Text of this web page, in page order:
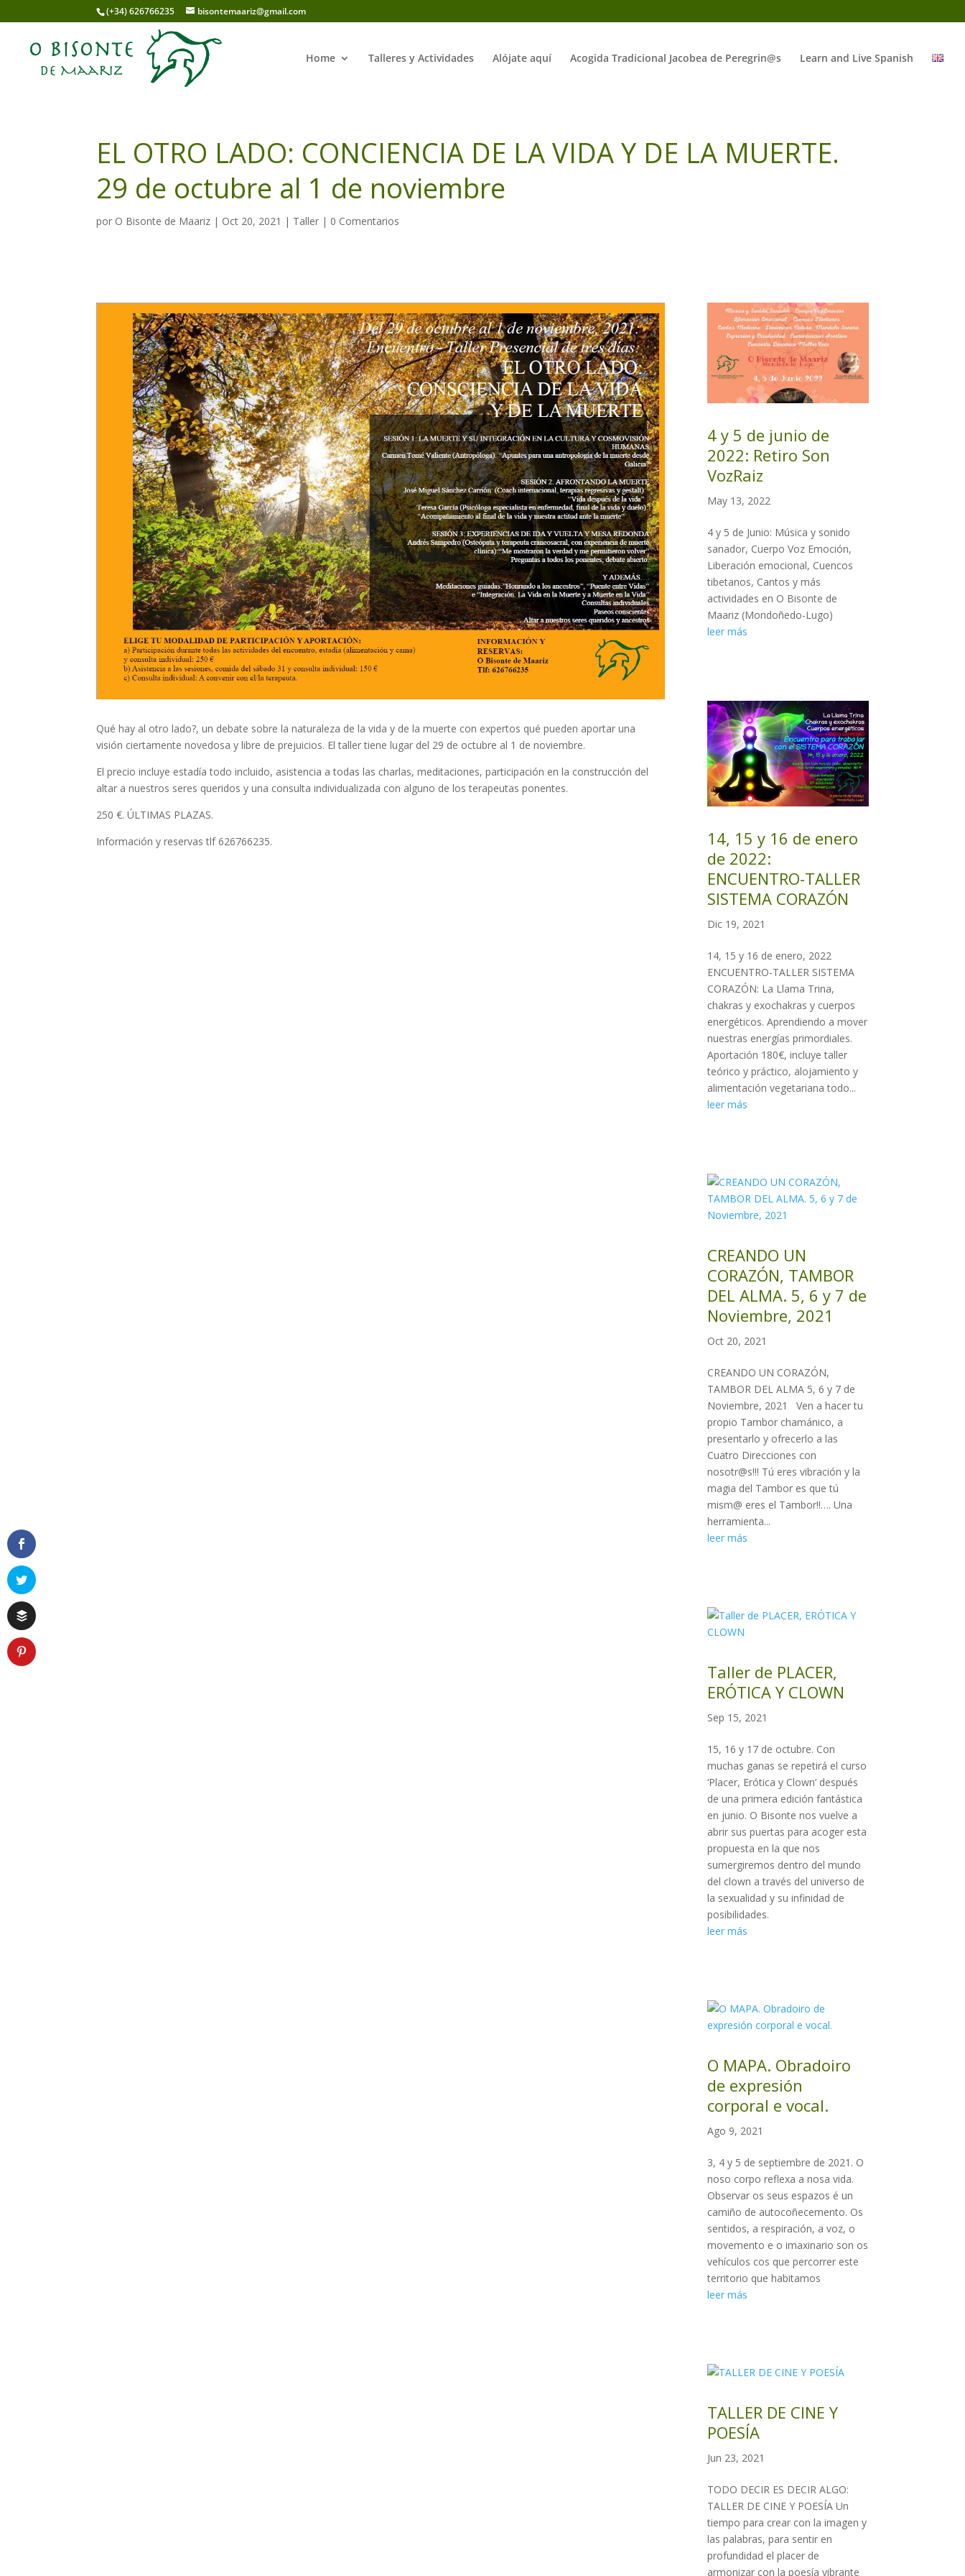
(+34) 626766235 bisontemaariz@gmail.com
Home Talleres y Actividades Alójate aquí Acogida Tradicional Jacobea de Peregrin@s Learn and Live Spanish
EL OTRO LADO: CONCIENCIA DE LA VIDA Y DE LA MUERTE.
29 de octubre al 1 de noviembre
por O Bisonte de Maariz | Oct 20, 2021 | Taller | 0 Comentarios
Qué hay al otro lado?, un debate sobre la naturaleza de la vida y de la muerte con expertos qué pueden aportar una
visión ciertamente novedosa y libre de prejuicios. El taller tiene lugar del 29 de octubre al 1 de noviembre.
El precio incluye estadía todo incluido, asistencia a todas las charlas, meditaciones, participación en la construcción del
altar a nuestros seres queridos y una consulta individualizada con alguno de los terapeutas ponentes.
250 €. ÚLTIMAS PLAZAS.
Información y reservas tlf 626766235.
4 y 5 de junio de
2022: Retiro Son
VozRaiz
May 13, 2022
4 y 5 de Junio: Música y sonido
sanador, Cuerpo Voz Emoción,
Liberación emocional, Cuencos
tibetanos, Cantos y más
actividades en O Bisonte de
Maariz (Mondoñedo-Lugo)
leer más
14, 15 y 16 de enero
de 2022:
ENCUENTRO-TALLER
SISTEMA CORAZÓN
Dic 19, 2021
14, 15 y 16 de enero, 2022
ENCUENTRO-TALLER SISTEMA
CORAZÓN: La Llama Trina,
chakras y exochakras y cuerpos
energéticos. Aprendiendo a mover
nuestras energías primordiales.
Aportación 180€, incluye taller
teórico y práctico, alojamiento y
alimentación vegetariana todo...
leer más
CREANDO UN
CORAZÓN, TAMBOR
DEL ALMA. 5, 6 y 7 de
Noviembre, 2021
Oct 20, 2021
CREANDO UN CORAZÓN,
TAMBOR DEL ALMA 5, 6 y 7 de
Noviembre, 2021 Ven a hacer tu
propio Tambor chamánico, a
presentarlo y ofrecerlo a las
Cuatro Direcciones con
nosotr@s!!! Tú eres vibración y la
magia del Tambor es que tú
mism@ eres el Tambor!!…. Una
herramienta...
leer más
Taller de PLACER,
ERÓTICA Y CLOWN
Sep 15, 2021
15, 16 y 17 de octubre. Con
muchas ganas se repetirá el curso
‘Placer, Erótica y Clown’ después
de una primera edición fantástica
en junio. O Bisonte nos vuelve a
abrir sus puertas para acoger esta
propuesta en la que nos
sumergiremos dentro del mundo
del clown a través del universo de
la sexualidad y su infinidad de
posibilidades.
leer más
O MAPA. Obradoiro
de expresión
corporal e vocal.
Ago 9, 2021
3, 4 y 5 de septiembre de 2021. O
noso corpo reflexa a nosa vida.
Observar os seus espazos é un
camiño de autocoñecemento. Os
sentidos, a respiración, a voz, o
movemento e o imaxinario son os
vehículos cos que percorrer este
territorio que habitamos
leer más
TALLER DE CINE Y
POESÍA
Jun 23, 2021
TODO DECIR ES DECIR ALGO:
TALLER DE CINE Y POESÍA Un
tiempo para crear con la imagen y
las palabras, para sentir en
profundidad el placer de
armonizar con la poesía vibrante